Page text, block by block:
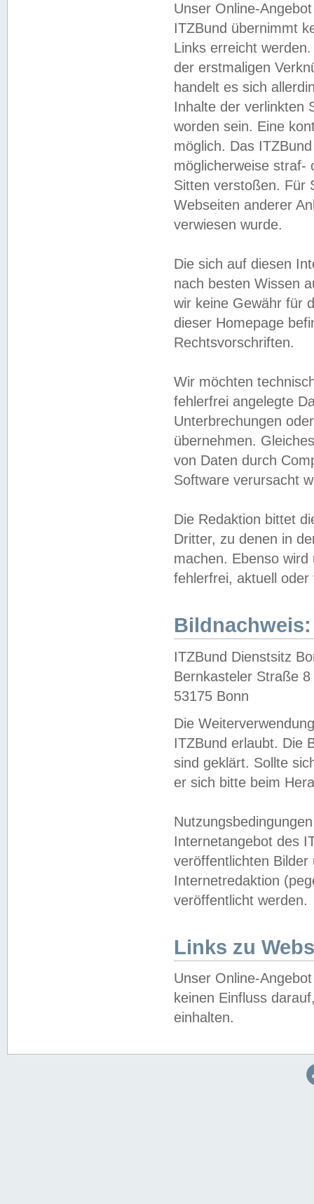
Unser Online-
ITZBund übernimmt
Links erreicht
der erstmaligen
handelt es sich
Inhalte der verlinkten
worden sein. Eine
möglich. Das
möglicherweise straf-
Sitten verstoßen. Für
Webseiten anderer
verwiesen wurde.
Die sich auf diesen
nach besten Wissen
wir keine Gewähr für
dieser Homepage
Rechtsvorschriften.
Wir möchten
fehlerfrei angelegte
Unterbrechungen
übernehmen.
von Daten durch
Software verursacht
Die Redaktion bittet
Dritter, zu denen in
machen. Ebenso
fehlerfrei, aktuell oder
Bildnachweis:
ITZBund Dienstsitz
Bernkasteler Straße 8
53175 Bonn
Die
ITZBund erlaubt. Die
sind geklärt. Sollte
er sich bitte beim
Internetangebot des
veröffentlichten
Internetredaktion
veröffentlicht werden.
Links zu
Unser Online-
keinen Einfluss
einhalten.